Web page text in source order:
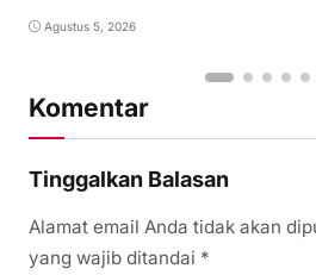
Agustus 5, 2026
Komentar
Tinggalkan Balasan
Alamat email Anda tidak akan
yang wajib ditandai *